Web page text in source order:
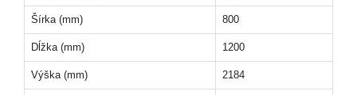
Šírka (mm) 800
Dĺžka (mm) 1200
Výška (mm) 2184